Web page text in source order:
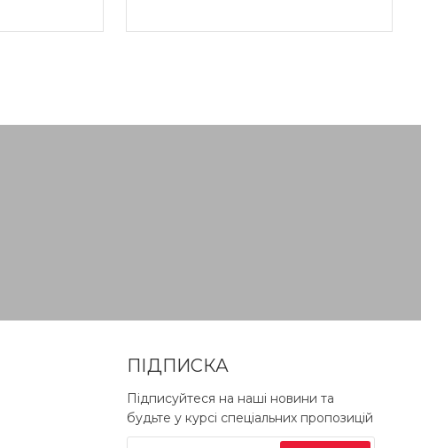
ПІДПИСКА
Підписуйтеся на наші новини та
будьте у курсі спеціальних пропозицій